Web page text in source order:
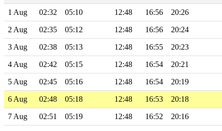
1 Aug 02:32 05:10 12:48 16:56 20:26
2 Aug 02:35 05:12 12:48 16:56 20:24
3 Aug 02:38 05:13 12:48 16:55 20:23
4 Aug 02:42 05:15 12:48 16:54 20:21
5 Aug 02:45 05:16 12:48 16:54 20:19
6 Aug 02:48 05:18 12:48 16:53 20:18
7 Aug 02:51 05:19 12:48 16:52 20:16